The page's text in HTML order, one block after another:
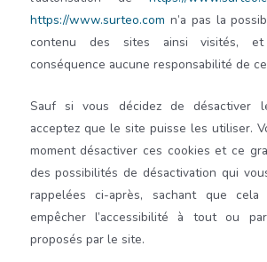
https://www.surteo.com n’a pas la
contenu des sites ainsi visités, et
conséquence aucune responsabilité de
Sauf si vous décidez de désactiver
acceptez que le site puisse les utiliser.
moment désactiver ces cookies et ce
des possibilités de désactivation qui
rappelées ci-après, sachant que
empêcher l’accessibilité à tout ou
proposés par le site.